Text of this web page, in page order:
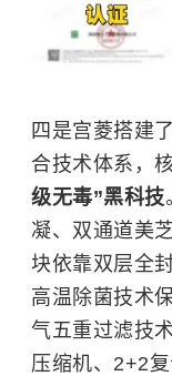
四是宫菱搭建
合技术体系，
级无毒”黑科技
凝、双通道美
块依靠双层全
高温除菌技术
气五重过滤技
压缩机、2+2